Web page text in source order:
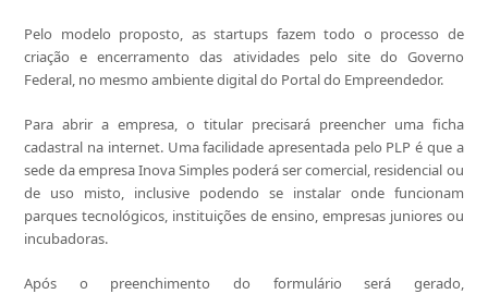
Pelo modelo proposto, as startups fazem todo o processo de
criação e encerramento das atividades pelo site do Governo
Federal, no mesmo ambiente digital do Portal do Empreendedor.
Para abrir a empresa, o titular precisará preencher uma ficha
cadastral na internet. Uma facilidade apresentada pelo PLP é que a
sede da empresa Inova Simples poderá ser comercial, residencial ou
de uso misto, inclusive podendo se instalar onde funcionam
parques tecnológicos, instituições de ensino, empresas juniores ou
incubadoras.
Após o preenchimento do formulário será gerado,